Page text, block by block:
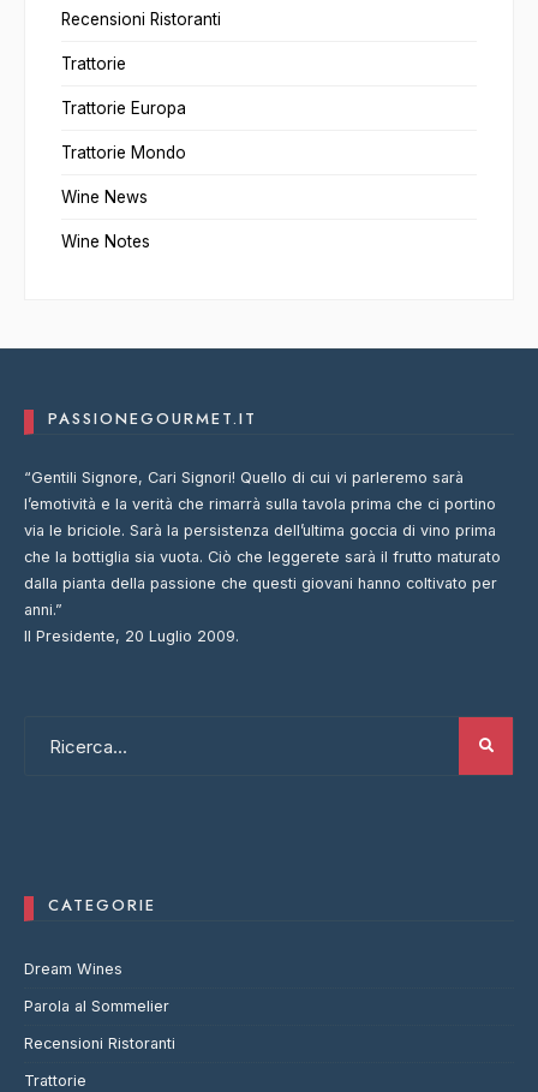
Recensioni Ristoranti
Trattorie
Trattorie Europa
Trattorie Mondo
Wine News
Wine Notes
PASSIONEGOURMET.IT
“Gentili Signore, Cari Signori! Quello di cui vi parleremo sarà
l’emotività e la verità che rimarrà sulla tavola prima che ci portino
via le briciole. Sarà la persistenza dell’ultima goccia di vino prima
che la bottiglia sia vuota. Ciò che leggerete sarà il frutto maturato
dalla pianta della passione che questi giovani hanno coltivato per
anni.”
Il Presidente, 20 Luglio 2009.
CATEGORIE
Dream Wines
Parola al Sommelier
Recensioni Ristoranti
Trattorie